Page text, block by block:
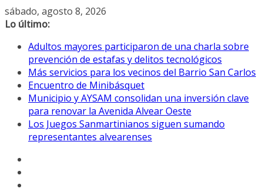
Saltar
al
sábado, agosto 8, 2026
Lo último:
Adultos mayores participaron de una charla sobre
prevención de estafas y delitos tecnológicos
Más servicios para los vecinos del Barrio San Carlos
Encuentro de Minibásquet
Municipio y AYSAM consolidan una inversión clave
para renovar la Avenida Alvear Oeste
Los Juegos Sanmartinianos siguen sumando
representantes alvearenses